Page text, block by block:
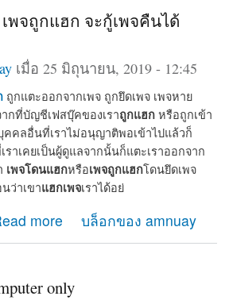
พจถูกแฮก จะกู้เพจคืนได้
เมื่อ 25 มิถุนายน, 2019 - 12:45
ถูกแตะออกจากเพจ ถูกยึดเพจ เพจหาย
ากที่บัญชีเฟสบุ๊คของเราถูกแฮก หรือถูกเข้า
คลอื่นที่เราไม่อนุญาติพอเข้าไปแล้วก็
ราเคยเป็นผู้ดูแลจากนั้นก็แตะเราออกจาก
เพจโดนแฮกหรือเพจถูกแฮกโดนยึดเพจ
ว่าเขาแฮกเพจเราได้อย่
more
เพจถูกแฮก จะกู้เพจคืนได้อย่างไร
บล็อกของ amnuay
only